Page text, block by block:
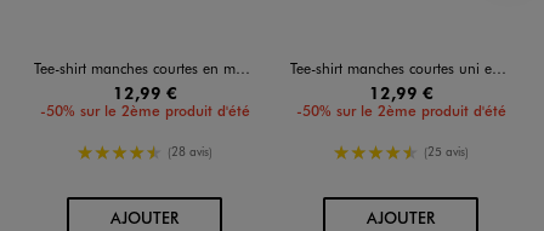
Tee-shirt manches courtes en maille fantaisie homme
12,99 €
-50% sur le 2ème produit d'été
4.5/5 de moyenne
(28 avis)
AJOUTERAU PANIER
Tee-shirt manches courtes uni effet rayé homme
12,99 €
-50% sur le 2ème produit d'été
4.5/5 de moyenne
(25 avis)
AJOUTERAU PANIER